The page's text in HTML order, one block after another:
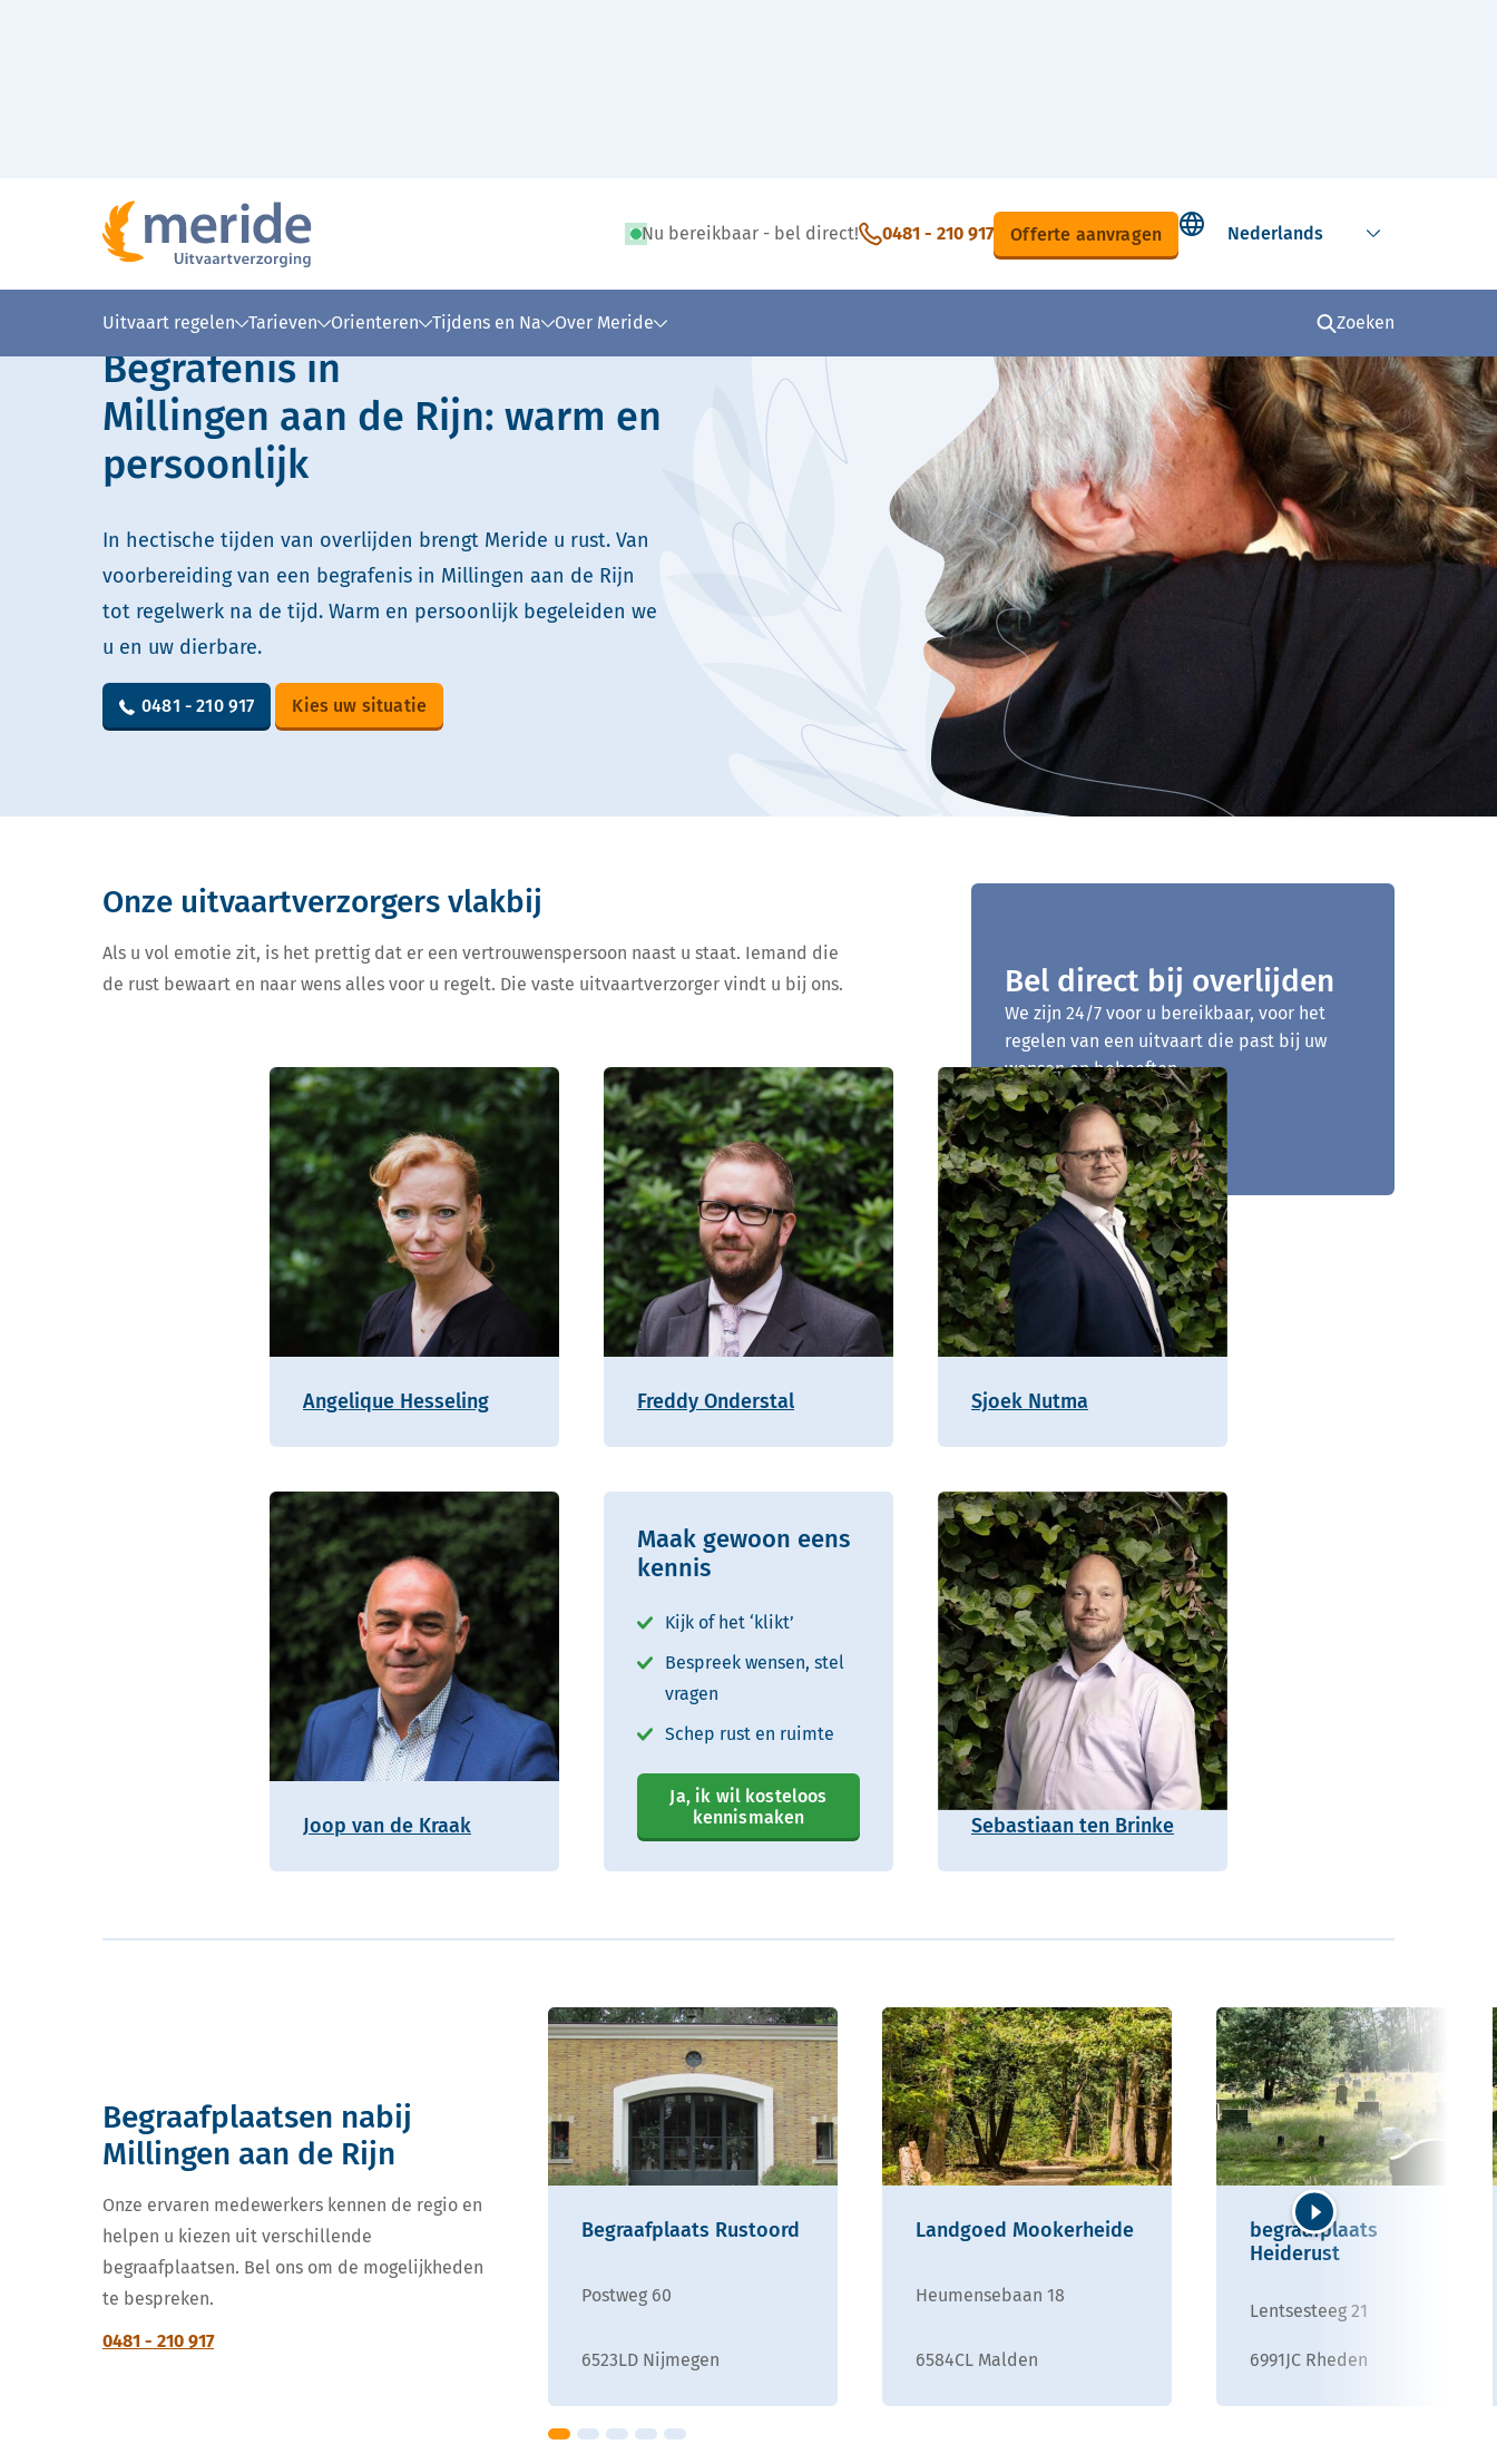
Nu bereikbaar - bel direct! 0481 - 210 917 Offerte aanvragen
Select language
Uitvaart regelen Tarieven Orienteren Tijdens en Na Over Meride Zoeken
Lees voor Uitleg woorden Simpele tekst
Begrafenis in
Millingen aan de Rijn: warm en
persoonlijk
In hectische tijden van overlijden brengt Meride u rust. Van
voorbereiding van een begrafenis in Millingen aan de Rijn
tot regelwerk na de tijd. Warm en persoonlijk begeleiden we
u en uw dierbare.
0481 - 210 917 Kies uw situatie
Bel direct bij overlijden
We zijn 24/7 voor u bereikbaar, voor het
regelen van een uitvaart die past bij uw
wensen en behoeften.
0481 - 210 917
Onze uitvaartverzorgers vlakbij
Als u vol emotie zit, is het prettig dat er een vertrouwenspersoon naast u staat. Iemand die
de rust bewaart en naar wens alles voor u regelt. Die vaste uitvaartverzorger vindt u bij ons.
Angelique Hesseling Freddy Onderstal Sjoek Nutma
Joop van de Kraak
Maak gewoon eens
kennis
Kijk of het ‘klikt’
Bespreek wensen, stel
vragen
Schep rust en ruimte
Ja, ik wil kosteloos
kennismaken
Sebastiaan ten Brinke
Begraafplaatsen nabij
Millingen aan de Rijn
Onze ervaren medewerkers kennen de regio en
helpen u kiezen uit verschillende
begraafplaatsen. Bel ons om de mogelijkheden
te bespreken.
0481 - 210 917
Begraafplaats Rustoord
Postweg 60
6523LD Nijmegen
Landgoed Mookerheide
Heumensebaan 18
6584CL Malden
begraafplaats
Heiderust
Lentsesteeg 21
6991JC Rheden
Volgende